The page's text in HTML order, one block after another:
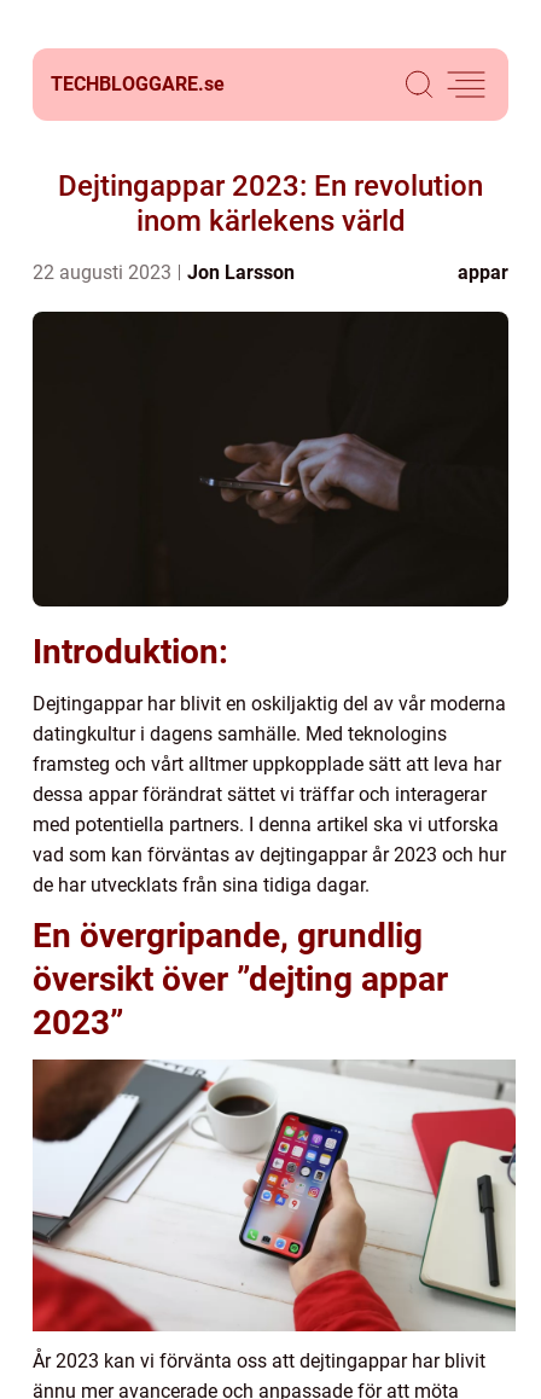
TECHBLOGGARE.se
Dejtingappar 2023: En revolution
inom kärlekens värld
22 augusti 2023 Jon Larsson appar
Introduktion:
Dejtingappar har blivit en oskiljaktig del av vår moderna
datingkultur i dagens samhälle. Med teknologins
framsteg och vårt alltmer uppkopplade sätt att leva har
dessa appar förändrat sättet vi träffar och interagerar
med potentiella partners. I denna artikel ska vi utforska
vad som kan förväntas av dejtingappar år 2023 och hur
de har utvecklats från sina tidiga dagar.
En övergripande, grundlig
översikt över ”dejting appar
2023”
År 2023 kan vi förvänta oss att dejtingappar har blivit
ännu mer avancerade och anpassade för att möta